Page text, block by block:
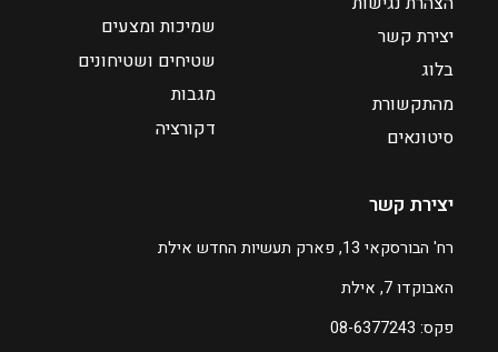
יצירת קשר
רח' הבורסקאי 13, פארק תעשיות החדש אילת
האבוקדו 7, אילת
פקס: 08-6377243
שמיכות ומצעים
שטיחים ושטיחונים
מגבות
דקורציה
יצירת קשר
בלוג
מהתקשורת
סיטונאים